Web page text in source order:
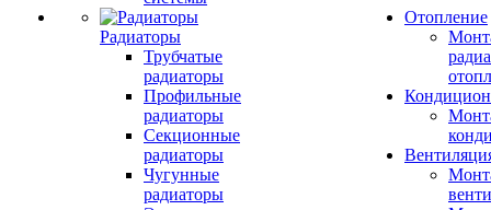
Радиаторы
Трубчатые
радиаторы
Профильные
радиаторы
Секционные
радиаторы
Чугунные
радиаторы
Отопление